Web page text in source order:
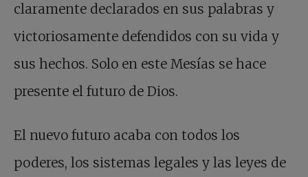
claramente declarados en sus palabras y
victoriosamente defendidos con su vida y
sus hechos. Solo en este Mesías se hace
presente el futuro de Dios.
El nuevo futuro acaba con todos los
poderes, los sistemas legales y las leyes de